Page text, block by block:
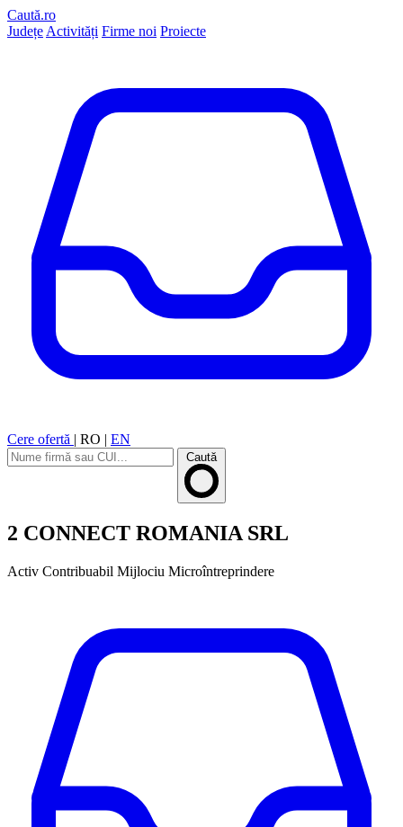
Caută.ro
Județe Activități Firme noi Proiecte
Cere ofertă | RO | EN
Caută
2 CONNECT ROMANIA SRL
Activ Contribuabil Mijlociu Microîntreprindere